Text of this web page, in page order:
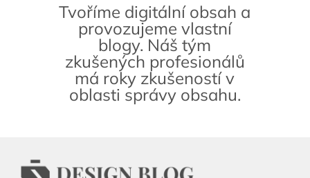
Tvoříme digitální obsah a
provozujeme vlastní
blogy. Náš tým
zkušených profesionálů
má roky zkušeností v
oblasti správy obsahu.